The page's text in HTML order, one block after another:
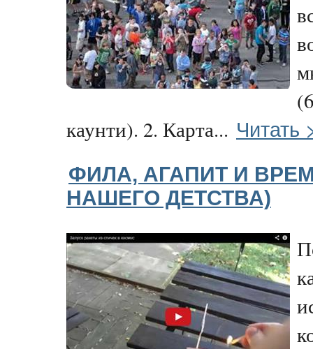
каунти). 2. Карта... Читать
ФИЛА, АГАПИТ И
НАШЕГО ДЕТСТВА)